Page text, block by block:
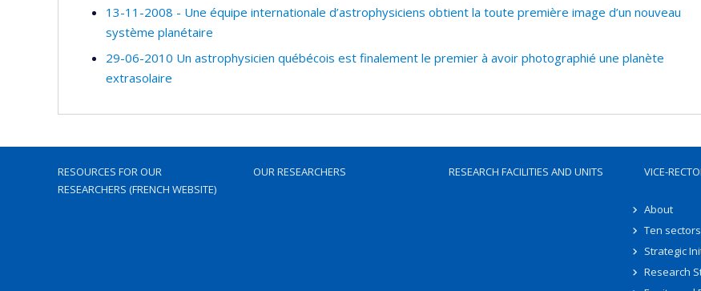
13-11-2008 - Une équipe internationale d’astrophysiciens obtient la toute première image d’un nouveau
système planétaire
29-06-2010 Un astrophysicien québécois est finalement le premier à avoir photographié une planète
extrasolaire
RESOURCES FOR OUR
RESEARCHERS (FRENCH WEBSITE)
OUR RESEARCHERS RESEARCH FACILITIES AND UNITS VICE-
About
Ten
Strategic
Research